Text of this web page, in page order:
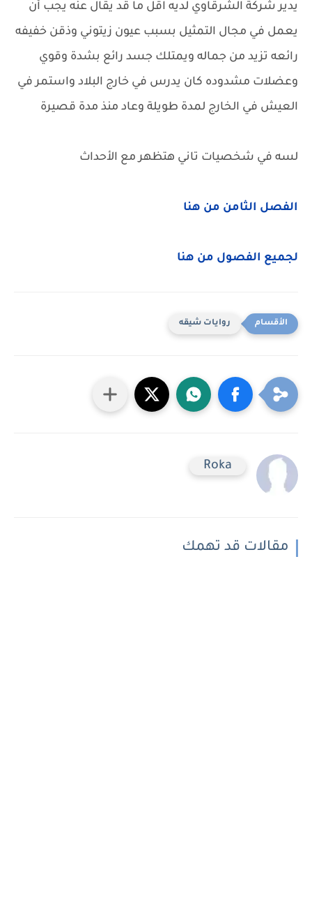
يدير شركة الشرقاوي لديه اقل ما قد يقال عنه يجب أن
يعمل في مجال التمثيل بسبب عيون زيتوني وذقن خفيفه
رائعه تزيد من جماله ويمتلك جسد رائع بشدة وقوي
وعضلات مشدوده كان يدرس في خارج البلاد واستمر في
العيش في الخارج لمدة طويلة وعاد منذ مدة قصيرة
لسه في شخصيات تاني هتظهر مع الأحداث
الفصل الثامن من هنا
لجميع الفصول من هنا
روايات شيقه
Roka
مقالات قد تهمك